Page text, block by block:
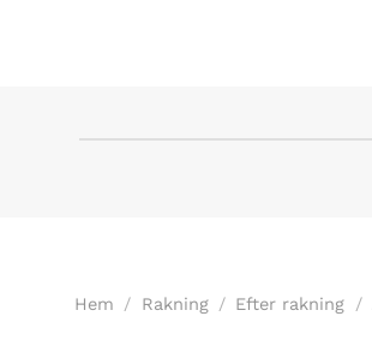
Hem / Rakning / Efter rakning /